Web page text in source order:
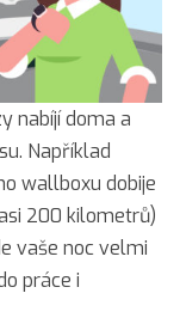
nabíjí doma a
Například
wallboxu dobije
200 kilometrů)
vaše noc velmi
práce i